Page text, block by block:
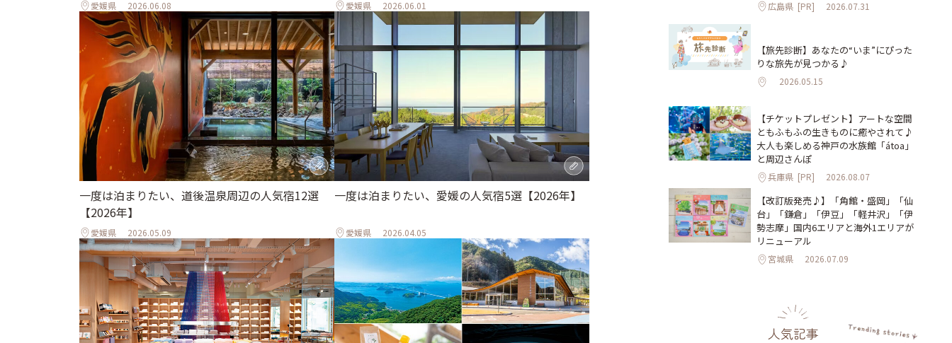
愛媛県 2026.06.08 愛媛県 2026.06.01
一度は泊まりたい、道後温泉周辺の人気宿12選
【2026年】
愛媛県 2026.05.09
一度は泊まりたい、愛媛の人気宿5選【2026年】
愛媛県 2026.04.05
広島県 [PR] 2026.07.31
【旅先診断】あなたの“いま”にぴった
りな旅先が見つかる♪
2026.05.15
【チケットプレゼント】アートな空間
ともふもふの生きものに癒やされて♪
大人も楽しめる神戸の水族館「átoa」
と周辺さんぽ
兵庫県 [PR] 2026.08.07
【改訂版発売♪】「角館・盛岡」「仙
台」「鎌倉」「伊豆」「軽井沢」「伊
勢志摩」国内6エリアと海外1エリアが
リニューアル
宮城県 2026.07.09
人気記事